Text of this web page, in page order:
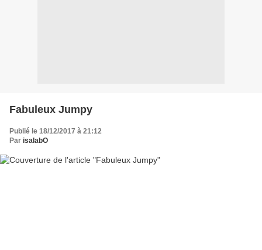
Fabuleux Jumpy
Publié le 18/12/2017 à 21:12
Par isalabO